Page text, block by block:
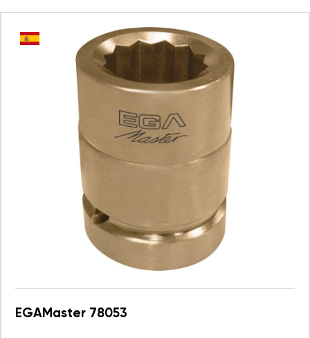
EGAMaster 78053